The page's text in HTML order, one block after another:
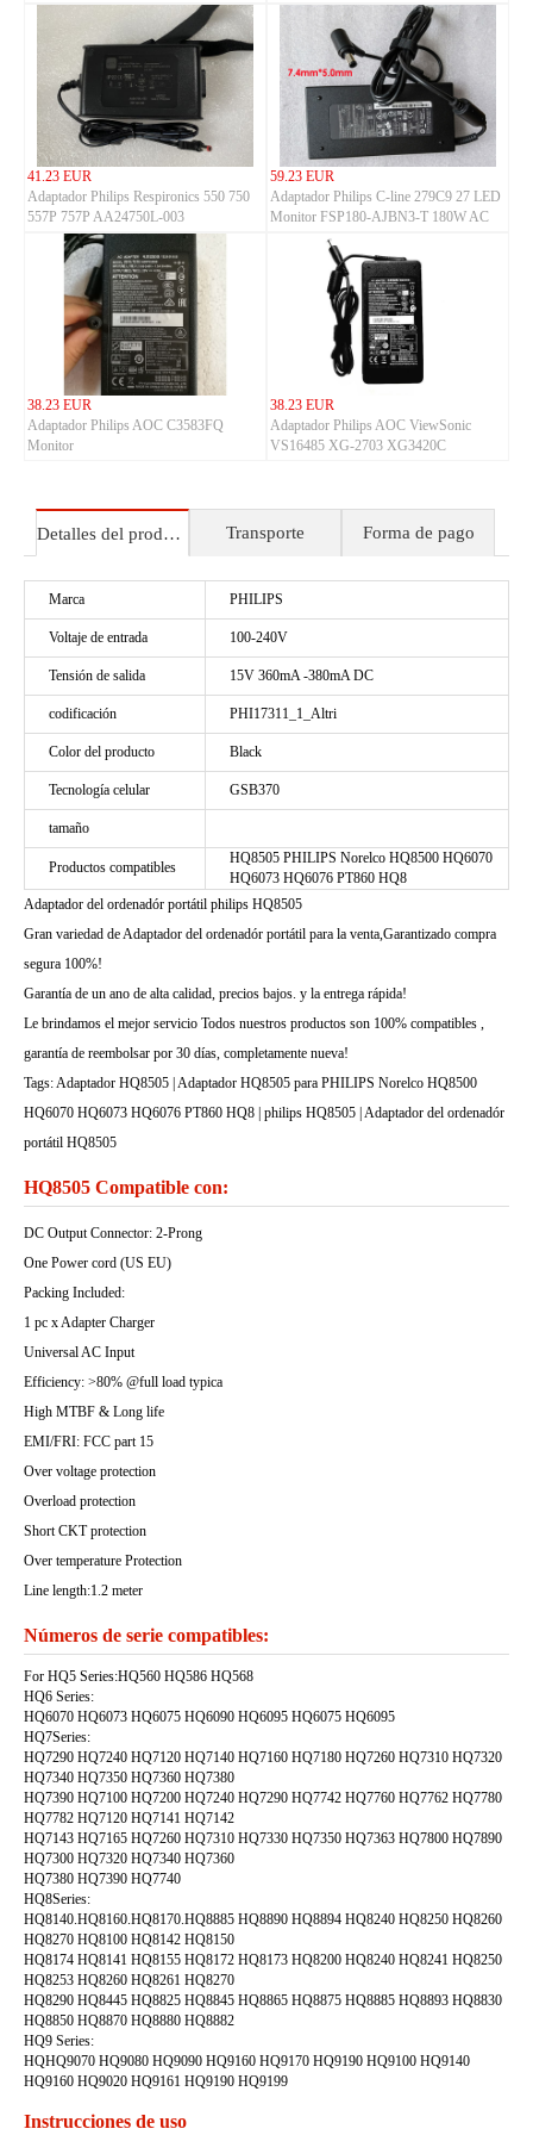
41.23 EUR
Adaptador Philips Respironics 550 750
557P 757P AA24750L-003
59.23 EUR
Adaptador Philips C-line 279C9 27 LED
Monitor FSP180-AJBN3-T 180W AC
38.23 EUR
Adaptador Philips AOC C3583FQ
Monitor
38.23 EUR
Adaptador Philips AOC ViewSonic
VS16485 XG-2703 XG3420C
Detalles del producto Transporte Forma de pago
Marca PHILIPS
Voltaje de entrada 100-240V
Tensión de salida 15V 360mA -380mA DC
codificación PHI17311_1_Altri
Color del producto Black
Tecnología celular GSB370
tamaño
Productos compatibles
HQ8505 PHILIPS Norelco HQ8500 HQ6070
HQ6073 HQ6076 PT860 HQ8
Adaptador del ordenadór portátil philips HQ8505
Gran variedad de Adaptador del ordenadór portátil para la venta,Garantizado compra
segura 100%!
Garantía de un ano de alta calidad, precios bajos. y la entrega rápida!
Le brindamos el mejor servicio Todos nuestros productos son 100% compatibles ,
garantía de reembolsar por 30 días, completamente nueva!
Tags: Adaptador HQ8505 | Adaptador HQ8505 para PHILIPS Norelco HQ8500
HQ6070 HQ6073 HQ6076 PT860 HQ8 | philips HQ8505 | Adaptador del ordenadór
portátil HQ8505
HQ8505 Compatible con:
DC Output Connector: 2-Prong
One Power cord (US EU)
Packing Included:
1 pc x Adapter Charger
Universal AC Input
Efficiency: >80% @full load typica
High MTBF & Long life
EMI/FRI: FCC part 15
Over voltage protection
Overload protection
Short CKT protection
Over temperature Protection
Line length:1.2 meter
Números de serie compatibles:
For HQ5 Series:HQ560 HQ586 HQ568
HQ6 Series:
HQ6070 HQ6073 HQ6075 HQ6090 HQ6095 HQ6075 HQ6095
HQ7Series:
HQ7290 HQ7240 HQ7120 HQ7140 HQ7160 HQ7180 HQ7260 HQ7310 HQ7320
HQ7340 HQ7350 HQ7360 HQ7380
HQ7390 HQ7100 HQ7200 HQ7240 HQ7290 HQ7742 HQ7760 HQ7762 HQ7780
HQ7782 HQ7120 HQ7141 HQ7142
HQ7143 HQ7165 HQ7260 HQ7310 HQ7330 HQ7350 HQ7363 HQ7800 HQ7890
HQ7300 HQ7320 HQ7340 HQ7360
HQ7380 HQ7390 HQ7740
HQ8Series:
HQ8140.HQ8160.HQ8170.HQ8885 HQ8890 HQ8894 HQ8240 HQ8250 HQ8260
HQ8270 HQ8100 HQ8142 HQ8150
HQ8174 HQ8141 HQ8155 HQ8172 HQ8173 HQ8200 HQ8240 HQ8241 HQ8250
HQ8253 HQ8260 HQ8261 HQ8270
HQ8290 HQ8445 HQ8825 HQ8845 HQ8865 HQ8875 HQ8885 HQ8893 HQ8830
HQ8850 HQ8870 HQ8880 HQ8882
HQ9 Series:
HQHQ9070 HQ9080 HQ9090 HQ9160 HQ9170 HQ9190 HQ9100 HQ9140
HQ9160 HQ9020 HQ9161 HQ9190 HQ9199
Instrucciones de uso